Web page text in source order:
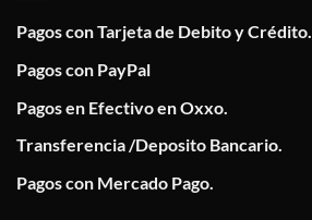
Pagos con Tarjeta de Debito y Crédito.
Pagos con PayPal
Pagos en Efectivo en Oxxo.
Transferencia /Deposito Bancario.
Pagos con Mercado Pago.